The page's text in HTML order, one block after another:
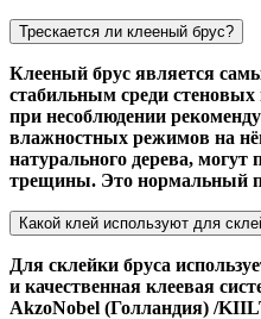
Трескается ли клееный брус?
Клееный брус является
стабильным среди стеновых
при несоблюдении
влажностных режимов на
натурального дерева,
трещины. Это нормальный
Какой клей используют для
Для склейки бруса
и качественная клеевая
AkzoNobel (Голландия) /